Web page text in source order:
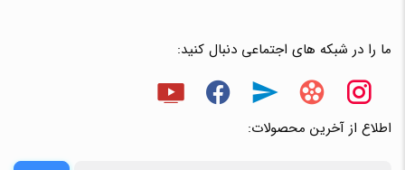
ما را در شبکه های اجتماعی دنبال کنید:
اطلاع از آخرین محصولات: